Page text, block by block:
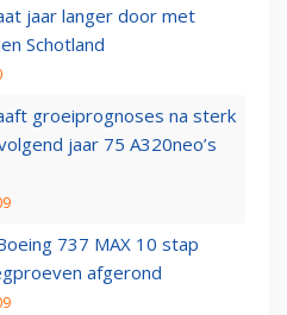
jaar langer door met
Schotland
groeiprognoses na sterk
jaar 75 A320neo’s
737 MAX 10 stap
afgerond